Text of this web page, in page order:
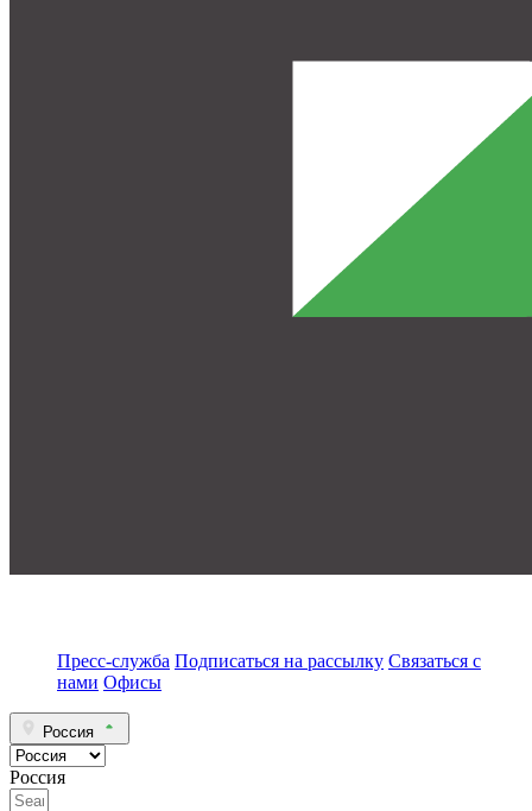
Пресс-служба Подписаться на рассылку Связаться с
нами Офисы
Россия
Россия